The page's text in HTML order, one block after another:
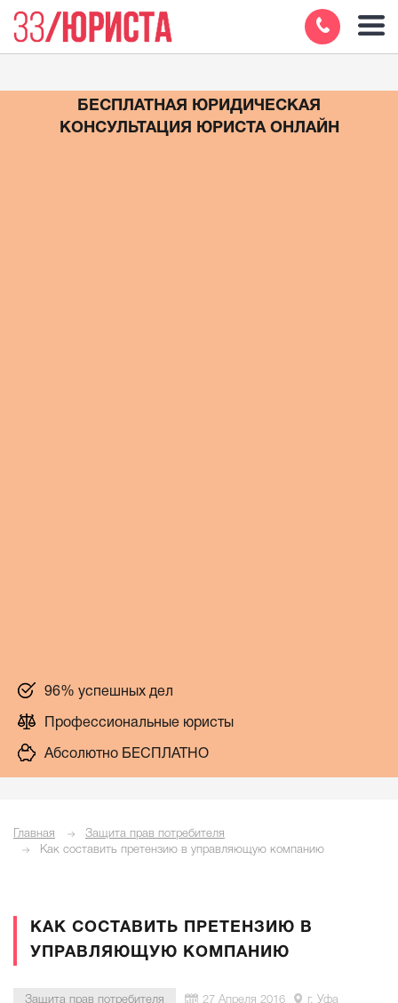
БЕСПЛАТНАЯ ЮРИДИЧЕСКАЯ
КОНСУЛЬТАЦИЯ ЮРИСТА ОНЛАЙН
96% успешных дел
Профессиональные юристы
Абсолютно БЕСПЛАТНО
Главная
Защита прав потребителя
Как составить претензию в управляющую компанию
КАК СОСТАВИТЬ ПРЕТЕНЗИЮ В
УПРАВЛЯЮЩУЮ КОМПАНИЮ
Защита прав потребителя 27 Апреля 2016 г. Уфа